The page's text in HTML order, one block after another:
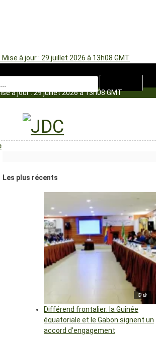
Mise à jour : 29 juillet 2026 à 13h08 GMT
à jour : 29 juillet 2026 à 13h08 GMT
Les plus récents
© dr
Différend frontalier: la Guinée
équatoriale et le Gabon signent un
accord d’engagement